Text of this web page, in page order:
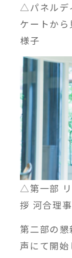
△パネルデ
ケートか
様子
△第一部
拶 河合理事
第二部の
声にて開